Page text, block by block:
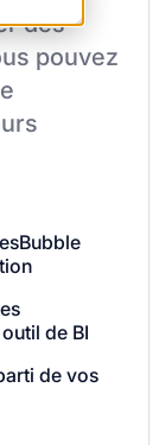
des
pouvez
Bubble
de BI
de vos